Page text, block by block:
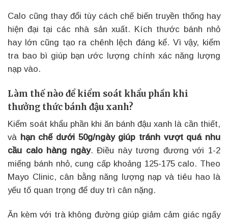
Calo cũng thay đổi tùy cách chế biến truyền thống hay
hiện đại tại các nhà sản xuất. Kích thước bánh nhỏ
hay lớn cũng tạo ra chênh lệch đáng kể. Vì vậy, kiểm
tra bao bì giúp bạn ước lượng chính xác năng lượng
nạp vào.
Làm thế nào để kiểm soát khẩu phần khi
thưởng thức bánh đậu xanh?
Kiểm soát khẩu phần khi ăn bánh đậu xanh là cần thiết,
và hạn chế dưới 50g/ngày giúp tránh vượt quá nhu
cầu calo hàng ngày. Điều này tương đương với 1-2
miếng bánh nhỏ, cung cấp khoảng 125-175 calo. Theo
Mayo Clinic, cân bằng năng lượng nạp và tiêu hao là
yếu tố quan trọng để duy trì cân nặng.
Ăn kèm với trà không đường giúp giảm cảm giác ngấy